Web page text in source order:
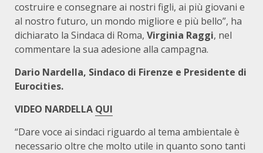
costruire e consegnare ai nostri figli, ai più giovani e
al nostro futuro, un mondo migliore e più bello”, ha
dichiarato la Sindaca di Roma, Virginia Raggi, nel
commentare la sua adesione alla campagna.
Dario Nardella, Sindaco di Firenze e Presidente di
Eurocities.
VIDEO NARDELLA QUI
“Dare voce ai sindaci riguardo al tema ambientale è
necessario oltre che molto utile in quanto sono tanti